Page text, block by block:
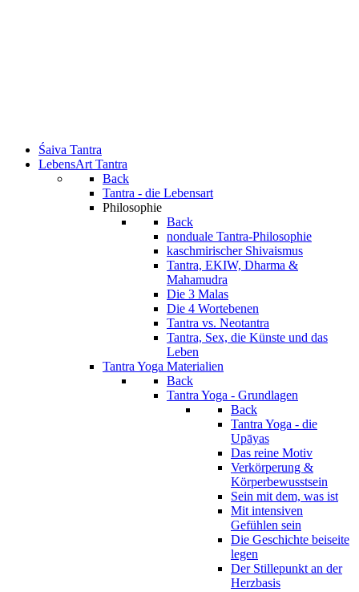
Śaiva Tantra
LebensArt Tantra
Back
Tantra - die Lebensart
Philosophie
Back
nonduale Tantra-Philosophie
kaschmirischer Shivaismus
Tantra, EKIW, Dharma &
Mahamudra
Die 3 Malas
Die 4 Wortebenen
Tantra vs. Neotantra
Tantra, Sex, die Künste und das
Leben
Tantra Yoga Materialien
Back
Tantra Yoga - Grundlagen
Back
Tantra Yoga - die
Upāyas
Das reine Motiv
Verkörperung &
Körperbewusstsein
Sein mit dem, was ist
Mit intensiven
Gefühlen sein
Die Geschichte beiseite
legen
Der Stillepunkt an der
Herzbasis